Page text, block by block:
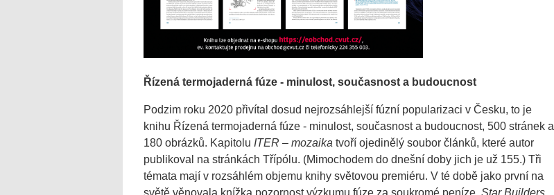
Řízená termojaderná fúze - minulost, současnost a budoucnost
Podzim roku 2020 přivítal dosud nejrozsáhlejší fúzní popularizaci v Česku, to je
knihu Řízená termojaderná fúze - minulost, současnost a budoucnost, 500 stránek a
180 obrázků. Kapitolu ITER – mozaika tvoří ojedinělý soubor článků, které autor
publikoval na stránkách Třípólu. (Mimochodem do dnešní doby jich je už 155.) Tři
témata mají v rozsáhlém objemu knihy světovou premiéru. V té době jako první na